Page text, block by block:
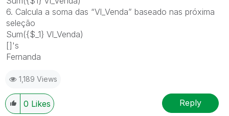
6. Calcula a soma das “Vl_Venda” baseado nas próxima
seleção
Sum({$_1} Vl_Venda)
[]'s
Fernanda
1,189 Views
0 Likes Reply